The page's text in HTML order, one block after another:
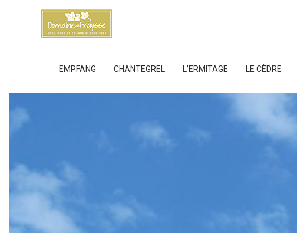
EMPFANG CHANTEGREL L’ERMITAGE LE CÈDRE